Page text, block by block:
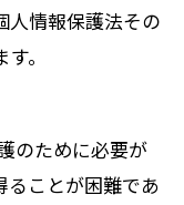
人情報保護法その
。
のために必要が
ることが困難であ